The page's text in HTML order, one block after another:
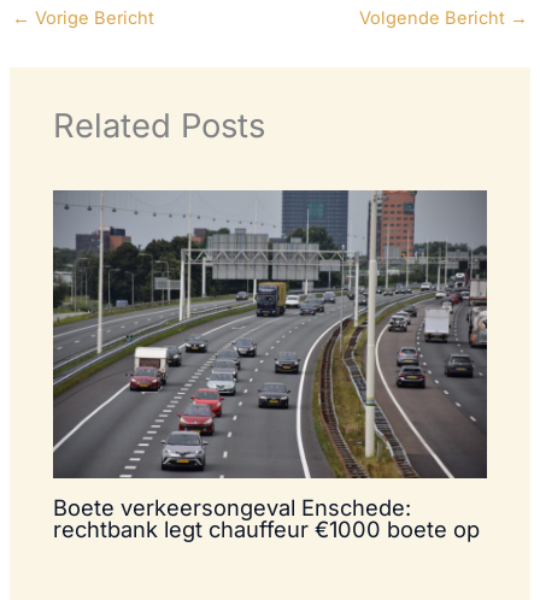
← Vorige Bericht Volgende Bericht →
Related Posts
Boete verkeersongeval Enschede:
rechtbank legt chauffeur €1000 boete op